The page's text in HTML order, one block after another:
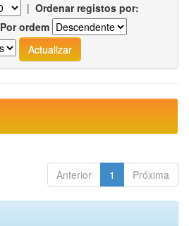
| Ordenar registos por:
Por ordem
Anterior 1 Próxima